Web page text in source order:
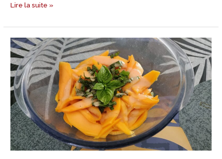
Lire la suite »
Recette
Salade
de
mangue